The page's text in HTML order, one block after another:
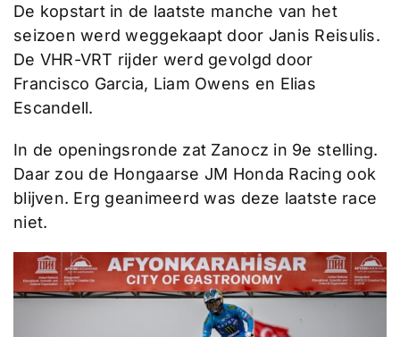
De kopstart in de laatste manche van het
seizoen werd weggekaapt door Janis Reisulis.
De VHR-VRT rijder werd gevolgd door
Francisco Garcia, Liam Owens en Elias
Escandell.
In de openingsronde zat Zanocz in 9e stelling.
Daar zou de Hongaarse JM Honda Racing ook
blijven. Erg geanimeerd was deze laatste race
niet.